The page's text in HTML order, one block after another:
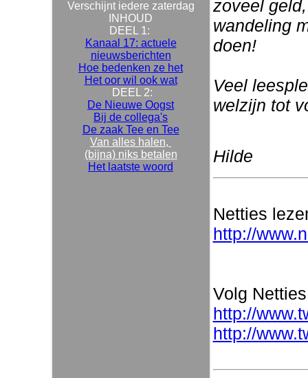
Verschijnt iedere zaterdag
INHOUD
DEEL 1:
Kanaal 17: actuele
nieuwsberichten
Hoe bedenken ze het
Het oor wil ook wat
DEEL 2:
De Nieuwe Oogst
Bij de collega's
De zaak Tee en Tee
Van alles halen,
(bijna) niks betalen
Het laatste woord
zoveel
wandeling
doen!
Veel
welzijn tot
Hilde
Netties
http://
Volg
http://
http://